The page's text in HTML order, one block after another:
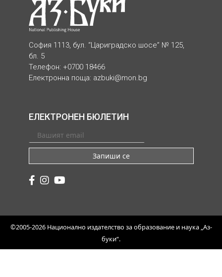
София 1113, бул. “Цариградско шосе” № 125,
бл. 5
Телефон: +0700 18466
Електронна поща: azbuki@mon.bg
ЕЛЕКТРОНЕН БЮЛЕТИН
Запиши се
©2005-2026 Национално издателство за образование и наука „Аз-
буки“.